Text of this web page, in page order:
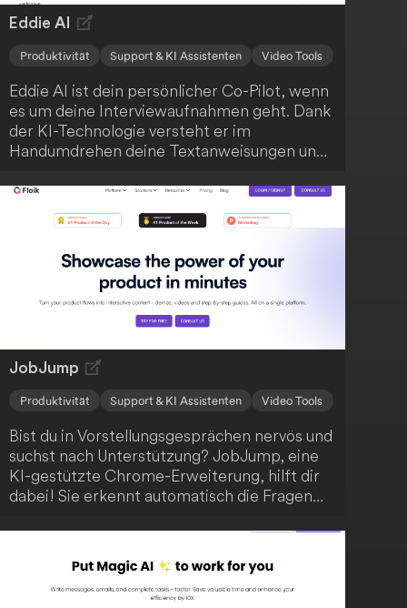
Eddie AI
Produktivität Support & KI Assistenten Video Tools
Eddie AI ist dein persönlicher Co-Pilot, wenn
es um deine Interviewaufnahmen geht. Dank
der KI-Technologie versteht er im
Handumdrehen deine Textanweisungen und
bearbeiten. Du kannst stärkere Hooks
anfordern, deine Schnitte prägnanter
gestalten und nahtlos mit Eddie iterieren.
Anschließend exportierst du die Ergebnisse
ganz einfach als MP4 oder arbeitest sie in
Adobe, DaVinci Resolve und FCP weiter aus.
JobJump
Produktivität Support & KI Assistenten Video Tools
Bist du in Vorstellungsgesprächen nervös und
suchst nach Unterstützung? JobJump, eine
KI-gestützte Chrome-Erweiterung, hilft dir
dabei! Sie erkennt automatisch die Fragen
Antwortvorschläge basierend auf deinem
Lebenslauf. Mit dieser innovativen Lösung
wirst du sicher den gewünschten Job an
Land ziehen.